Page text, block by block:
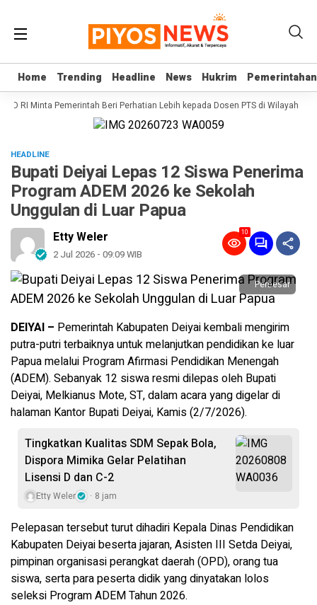
Home Trending Headline News Hukrim Pemerintahan
Home Trending Headline News Hukrim Pemerintahan
RI Minta Pemerintah Beri Perhatian Lebih kepada Dosen PTS di Wilayah 3T
HEADLINE
Bupati Deiyai Lepas 12 Siswa Penerima
Program ADEM 2026 ke Sekolah
Unggulan di Luar Papua
Etty Weler
2 Jul 2026 - 09:09 WIB
10
Perbesar
DEIYAI – Pemerintah Kabupaten Deiyai kembali mengirim
putra-putri terbaiknya untuk melanjutkan pendidikan ke luar
Papua melalui Program Afirmasi Pendidikan Menengah
(ADEM). Sebanyak 12 siswa resmi dilepas oleh Bupati
Deiyai, Melkianus Mote, ST, dalam acara yang digelar di
halaman Kantor Bupati Deiyai, Kamis (2/7/2026).
Tingkatkan Kualitas SDM Sepak Bola,
Dispora Mimika Gelar Pelatihan
Lisensi D dan C-2
Etty Weler 8 jam
Pelepasan tersebut turut dihadiri Kepala Dinas Pendidikan
Kabupaten Deiyai beserta jajaran, Asisten III Setda Deiyai,
pimpinan organisasi perangkat daerah (OPD), orang tua
siswa, serta para peserta didik yang dinyatakan lolos
seleksi Program ADEM Tahun 2026.